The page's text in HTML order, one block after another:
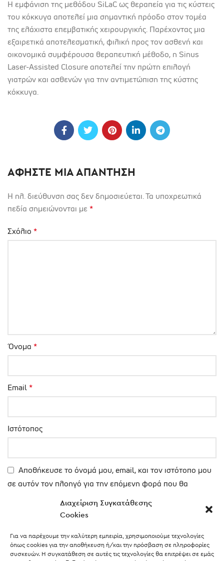
Διαχείριση Συγκατάθεσης
Cookies
Για να παρέχουμε την καλύτερη εμπειρία, χρησιμοποιούμε τεχνολογίες
όπως cookies για την αποθήκευση ή/και την πρόσβαση σε πληροφορίες
συσκευών. Η συγκατάθεση σε αυτές τις τεχνολογίες θα επιτρέψει σε εμάς
Η εμφάνιση της μεθόδου SiLaC ως θεραπεία για τις κύστεις
του κόκκυγα αποτελεί μια σημαντική πρόοδο στον τομέα
της ελάχιστα επεμβατικής χειρουργικής. Παρέχοντας μια
εξαιρετικά αποτελεσματική, φιλική προς τον ασθενή και
οικονομικά συμφέρουσα θεραπευτική μέθοδο, η Sinus
Laser-Assisted Closure αποτελεί την πρώτη επιλογή
γιατρών και ασθενών για την αντιμετώπιση της κύστης
κόκκυγα.
ΑΦΉΣΤΕ ΜΙΑ ΑΠΆΝΤΗΣΗ
Η ηλ. διεύθυνση σας δεν δημοσιεύεται.Τα υποχρεωτικά
πεδία σημειώνονται με *
Σχόλιο *
Όνομα *
Email*
Ιστότοπος
Αποθήκευσε το όνομά μου, email, και τον ιστότοπο μου
σε αυτόν τον πλοηγό για την επόμενη φορά που θα